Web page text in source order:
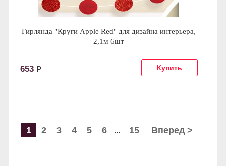
Гирлянда "Круги Apple Red" для дизайна интерьера,
2,1м 6шт
653 Р
1 2 3 4 5 6 ... 15 Вперед >